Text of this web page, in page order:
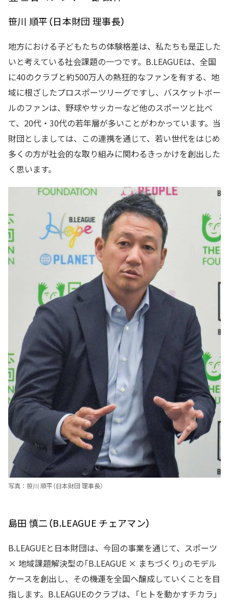
笹川 順平（日本財団 理事長）
地方における子どもたちの体験格差は、私たちも是正した
いと考えている社会課題の一つです。B.LEAGUEは、全国
に40のクラブと約500万人の熱狂的なファンを有する、地
域に根ざしたプロスポーツリーグですし、バスケットボー
ルのファンは、野球やサッカーなど他のスポーツと比べ
て、20代・30代の若年層が多いことがわかっています。当
財団としましては、この連携を通じて、若い世代をはじめ
多くの方が社会的な取り組みに関わるきっかけを創出した
く思います。
写真：笹川 順平（日本財団 理事長）
島田 慎二（B.LEAGUE チェアマン）
B.LEAGUEと日本財団は、今回の事業を通じて、スポーツ
× 地域課題解決型の「B.LEAGUE × まちづくり」のモデル
ケースを創出し、その機運を全国へ醸成していくことを目
指します。B.LEAGUEのクラブは、「ヒトを動かすチカラ」